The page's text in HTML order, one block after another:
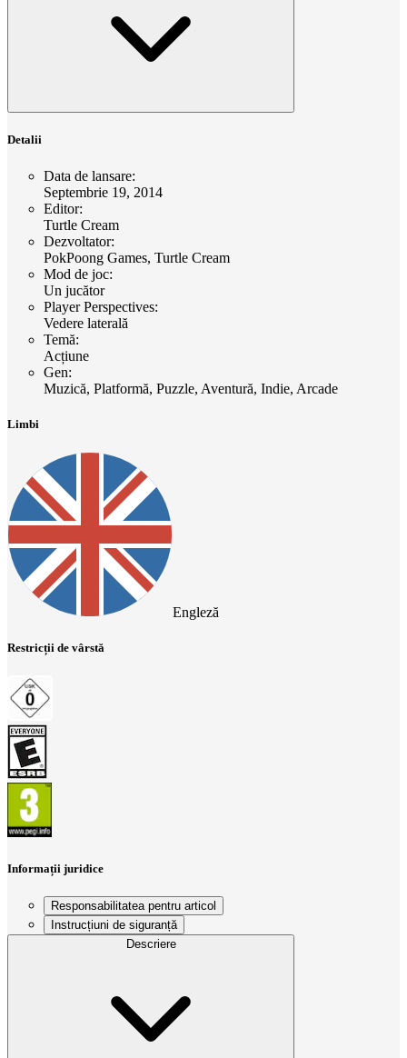
Detalii
Data de lansare:
Septembrie 19, 2014
Editor:
Turtle Cream
Dezvoltator:
PokPoong Games, Turtle Cream
Mod de joc:
Un jucător
Player Perspectives:
Vedere laterală
Temă:
Acțiune
Gen:
Muzică, Platformă, Puzzle, Aventură, Indie, Arcade
Limbi
Engleză
Restricții de vârstă
Informații juridice
Responsabilitatea pentru articol
Instrucțiuni de siguranță
Descriere